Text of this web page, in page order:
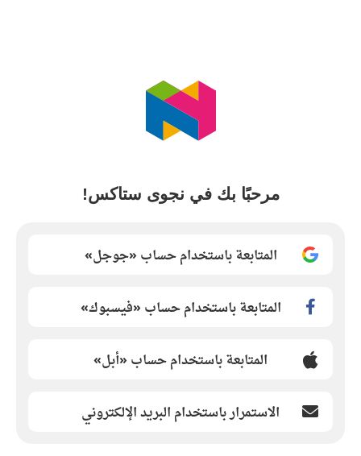
مرحبًا بك في نجوى ستاكس!
المتابعة باستخدام حساب «جوجل»
المتابعة باستخدام حساب «فيسبوك»
المتابعة باستخدام حساب «أبل»
الاستمرار باستخدام البريد الإلكتروني